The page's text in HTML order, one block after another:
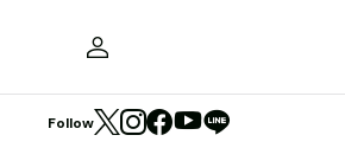
Follow